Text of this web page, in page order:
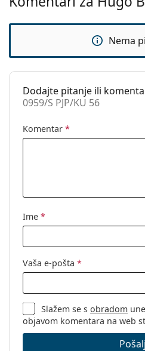
Upotreba:
Moda
Nema
Dodajte pitanje ili
0959/S PJP/KU 56
Komentar *
Ime *
Vaša e-pošta *
Slažem se sobradom
objavom komentara na web